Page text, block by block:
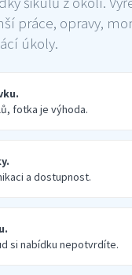
práce, opravy,
úkoly.
fotka je výhoda.
a dostupnost.
si nabídku nepotvrdíte.